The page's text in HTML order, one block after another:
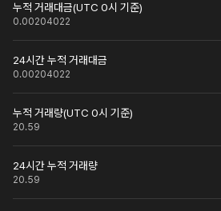
누적 거래대금(UTC 0시 기준)
0.00204022
24시간 누적 거래대금
0.00204022
누적 거래량(UTC 0시 기준)
20.59
24시간 누적 거래량
20.59